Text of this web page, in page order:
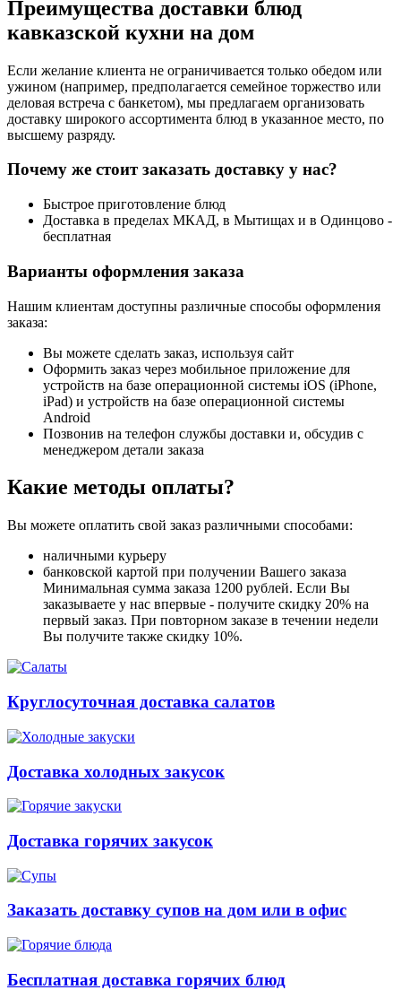
Преимущества доставки блюд
кавказской кухни на дом
Если желание клиента не ограничивается только обедом или
ужином (например, предполагается семейное торжество или
деловая встреча с банкетом), мы предлагаем организовать
доставку широкого ассортимента блюд в указанное место, по
высшему разряду.
Почему же стоит заказать доставку у нас?
Быстрое приготовление блюд
Доставка в пределах МКАД, в Мытищах и в Одинцово -
бесплатная
Варианты оформления заказа
Нашим клиентам доступны различные способы оформления
заказа:
Вы можете сделать заказ, используя сайт
Оформить заказ через мобильное приложение для
устройств на базе операционной системы iOS (iPhone,
iPad) и устройств на базе операционной системы
Android
Позвонив на телефон службы доставки и, обсудив с
менеджером детали заказа
Какие методы оплаты?
Вы можете оплатить свой заказ различными способами:
наличными курьеру
банковской картой при получении Вашего заказа
Минимальная сумма заказа 1200 рублей. Если Вы
заказываете у нас впервые - получите скидку 20% на
первый заказ. При повторном заказе в течении недели
Вы получите также скидку 10%.
Круглосуточная доставка салатов
Доставка холодных закусок
Доставка горячих закусок
Заказать доставку супов на дом или в офис
Бесплатная доставка горячих блюд